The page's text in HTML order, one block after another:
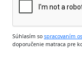
Súhlasím so spracovaním
doporučenie matraca pre